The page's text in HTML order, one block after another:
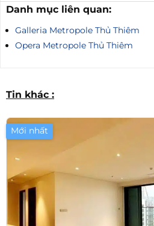
Danh mục liên quan:
Galleria Metropole Thủ Thiêm
Opera Metropole Thủ Thiêm
Tin khác :
Mới nhất